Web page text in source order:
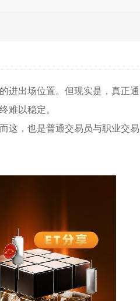
进出场位置。但现实是，真正通
难以稳定。
这，也是普通交易员与职业交易